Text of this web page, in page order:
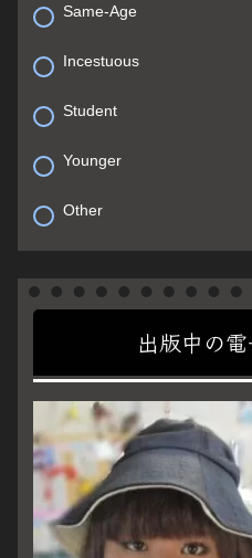
Same-Age
Incestuous
Student
Younger
Other
出版中の